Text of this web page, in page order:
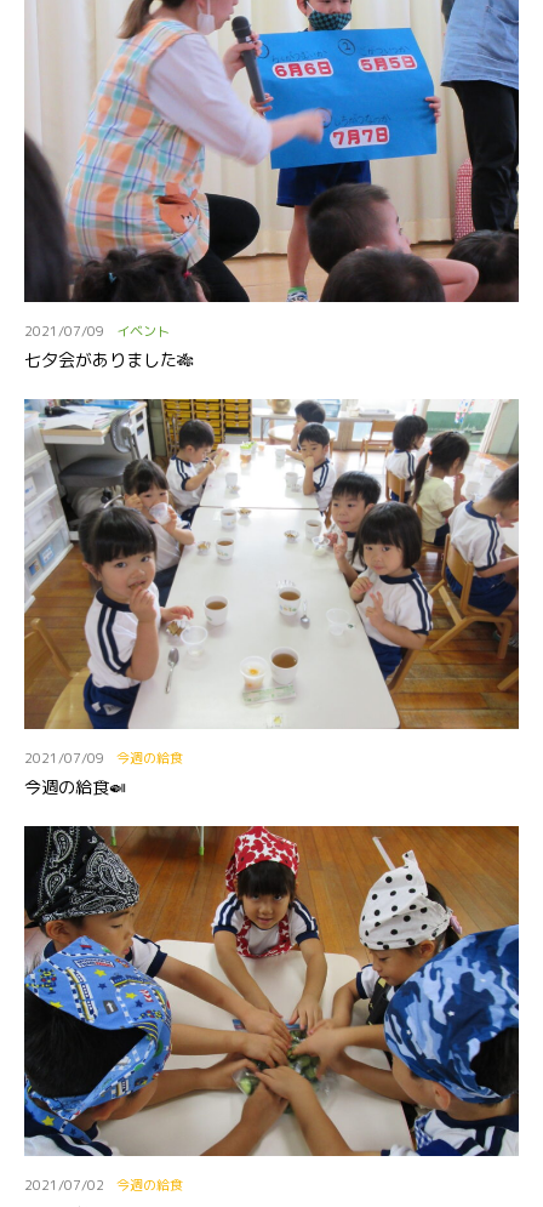
2021/07/09 イベント
七夕会がありました🎋
2021/07/09 今週の給食
今週の給食🍛
2021/07/02 今週の給食